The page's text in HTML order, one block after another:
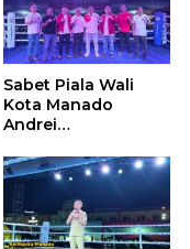
Sabet Piala Wali
Kota Manado
Andrei
Boxing Camp Juara
Umum Tinju Perbati
2026